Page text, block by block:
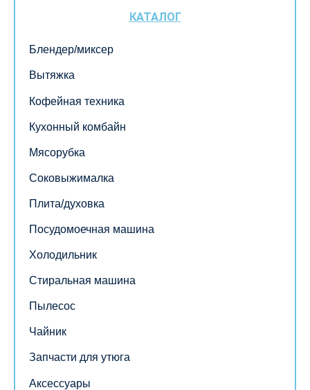
КАТАЛОГ
Блендер/миксер
Вытяжка
Кофейная техника
Кухонный комбайн
Мясорубка
Соковыжималка
Плита/духовка
Посудомоечная машина
Холодильник
Стиральная машина
Пылесос
Чайник
Запчасти для утюга
Аксессуары